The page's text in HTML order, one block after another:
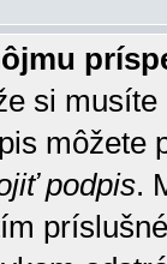
si
môžete
podpis.